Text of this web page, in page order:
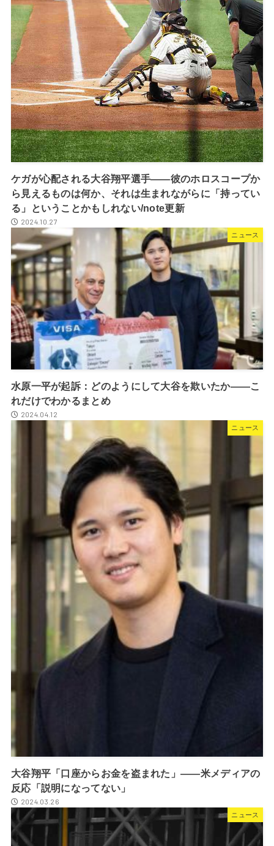
ケガが心配される大谷翔平選手――彼のホロスコープか
ら見えるものは何か、それは生まれながらに「持ってい
る」ということかもしれない/note更新
2024.10.27
ニュース
水原一平が起訴：どのようにして大谷を欺いたか――こ
れだけでわかるまとめ
2024.04.12
ニュース
大谷翔平「口座からお金を盗まれた」――米メディアの
反応「説明になってない」
2024.03.26
ニュース